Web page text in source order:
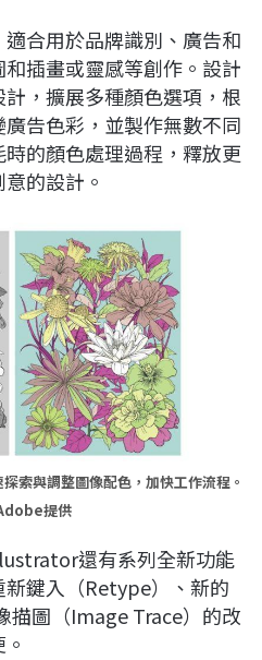
合用於品牌識別、廣告和
插畫或靈感等創作。設計
，擴展多種顏色選項，根
告色彩，並製作無數不同
的顏色處理過程，釋放更
的設計。
索與調整圖像配色，加快工作流程。
提供
還有系列全新功能
鍵入（Retype）、新的
描圖（Image Trace）的改